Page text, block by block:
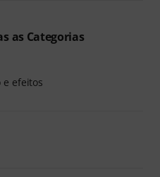
as Categorias
e efeitos